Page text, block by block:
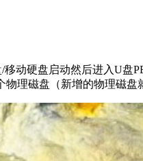
动硬盘启动然后进入U盘
物理磁盘（新增的物理磁